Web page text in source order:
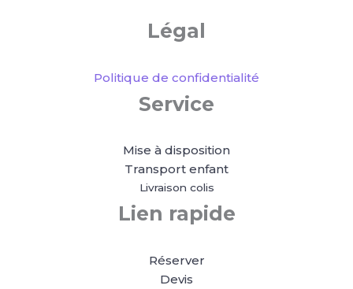
Légal
Politique de confidentialité
Service
Mise à disposition
Transport enfant
Livraison colis
Lien rapide
Réserver
Devis